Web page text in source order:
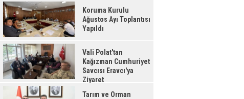
Projesi"
Koruma Kurulu
Ağustos Ayı Toplantısı
Yapıldı
Vali Polat'tan
Kağızman Cumhuriyet
Savcısı Eravcı'ya
Ziyaret
Tarım ve Orman